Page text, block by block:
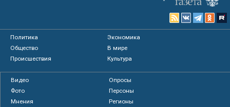
Политика
Экономика
Общество
В мире
Происшествия
Культура
Видео
Опросы
Фото
Персоны
Мнения
Регионы